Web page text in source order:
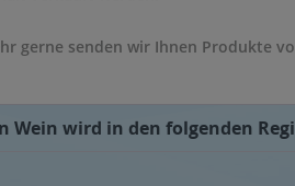
gerne senden wir Ihnen Produkte
Wein wird in den folgenden